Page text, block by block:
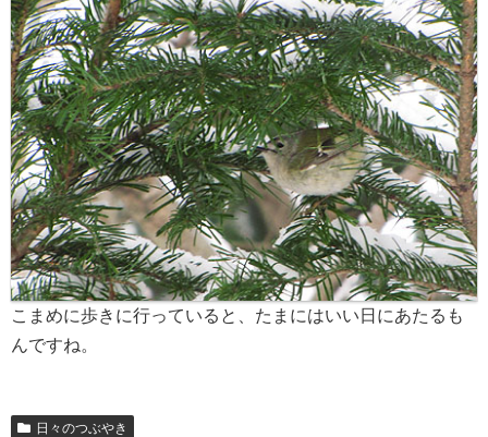
こまめに歩きに行っていると、たまにはいい日にあたるも
んですね。
日々のつぶやき